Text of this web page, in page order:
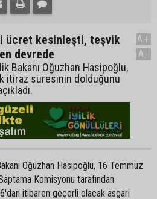
ücret kesinleşti, teşvik
devrede
Bakanı Oğuzhan Hasipoğlu,
itiraz süresinin dolduğunu
A+
A-
Oğuzhan Hasipoğlu, 16 Temmuz
Komisyonu tarafından
itibaren geçerli olacak asgari